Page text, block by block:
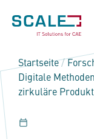
Startseite/
Digitale
zirkuläre